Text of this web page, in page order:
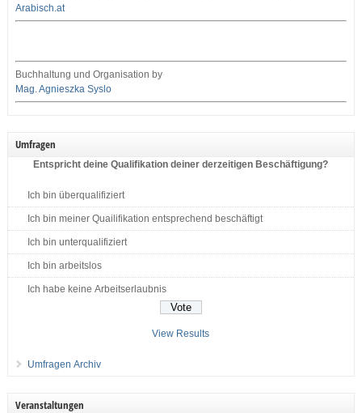
Arabisch.at
Buchhaltung und Organisation by
Mag. Agnieszka Syslo
Umfragen
Entspricht deine Qualifikation deiner derzeitigen Beschäftigung?
Ich bin überqualifiziert
Ich bin meiner Quailifikation entsprechend beschäftigt
Ich bin unterqualifiziert
Ich bin arbeitslos
Ich habe keine Arbeitserlaubnis
View Results
Umfragen Archiv
Veranstaltungen